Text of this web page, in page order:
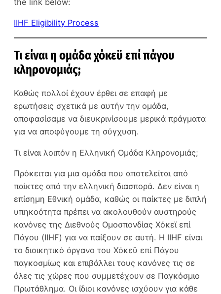
the link below:
IIHF Eligibility Process
Τι είναι η ομάδα χόκεϋ επί πάγου
κληρονομιάς;
Καθώς πολλοί έχουν έρθει σε επαφή με
ερωτήσεις σχετικά με αυτήν την ομάδα,
αποφασίσαμε να διευκρινίσουμε μερικά πράγματα
για να αποφύγουμε τη σύγχυση.
Τι είναι λοιπόν η Ελληνική Ομάδα Κληρονομιάς;
Πρόκειται για μια ομάδα που αποτελείται από
παίκτες από την ελληνική διασπορά. Δεν είναι η
επίσημη Εθνική ομάδα, καθώς οι παίκτες με διπλή
υπηκοότητα πρέπει να ακολουθούν αυστηρούς
κανόνες της Διεθνούς Ομοσπονδίας Χόκεϊ επί
Πάγου (IIHF) για να παίξουν σε αυτή. Η IIHF είναι
το διοικητικό όργανο του Χόκεϋ επί Πάγου
παγκοσμίως και επιβάλλει τους κανόνες τις σε
όλες τις χώρες που συμμετέχουν σε Παγκόσμιο
Πρωτάθλημα. Οι ίδιοι κανόνες ισχύουν για κάθε